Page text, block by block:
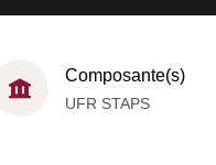
Composante(s)
UFR STAPS